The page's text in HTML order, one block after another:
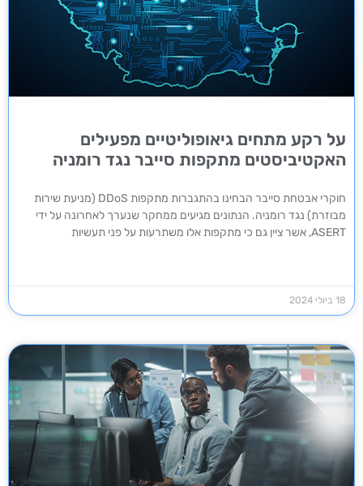
על רקע מתחים גיאופוליטיים מפעילים
האקטיביסטים מתקפות סייבר נגד רומניה
חוקרי אבטחת סייבר הבחינו בהתגברות מתקפות DDoS (מניעת שירות
מבוזרת) נגד רומניה. הנתונים מגיעים ממחקר שנערך לאחרונה על ידי
ASERT, אשר ציין גם כי מתקפות אלו משתרעות על פני תעשיות
18 ביולי 2024